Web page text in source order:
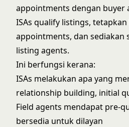
appointments dengan buyer
ISAs qualify listings,
appointments, dan sediakan
listing agents.
Ini berfungsi kerana:
ISAs melakukan apa yang
relationship building, initial
Field agents mendapat pre-
bersedia untuk dilayan